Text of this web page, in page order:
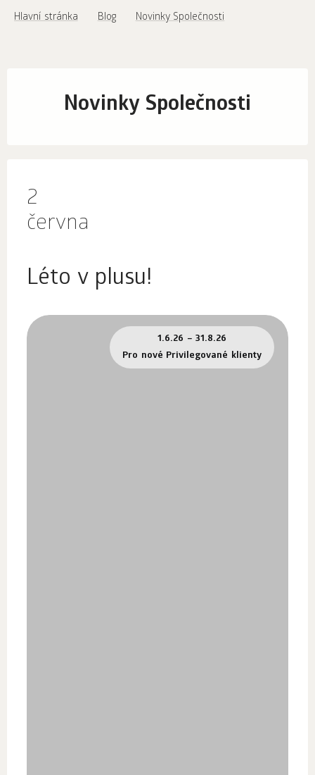
Hlavní stránka Blog Novinky Společnosti
Novinky Společnosti
2
června
Léto v plusu!
1.6.26 – 31.8.26
Pro nové Privilegované klienty